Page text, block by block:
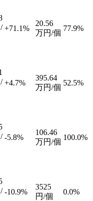
+71.1%
20.56
万円/個
77.9%
+4.7%
395.64
万円/個
52.5%
-5.8%
106.46
万円/個
100.0%
-10.9%
3525
円/個
0.0%